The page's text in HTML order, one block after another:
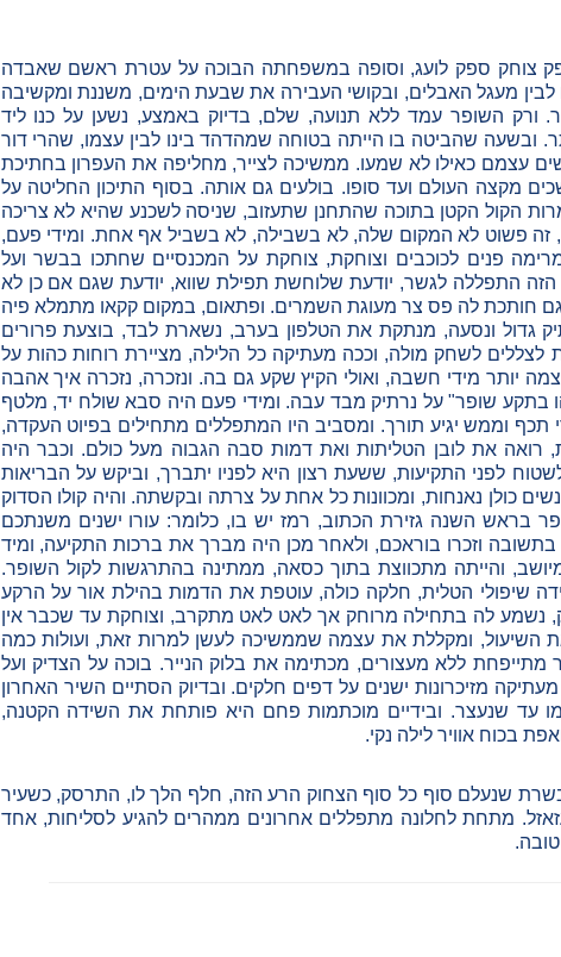
צוחק ספק לועג, וסופה במשפחתה הבוכה על עטרת ראשם שאבדה
לבין מעגל האבלים, ובקושי העבירה את שבעת הימים, משננת ומקשיבה
ורק השופר עמד ללא תנועה, שלם, בדיוק באמצע, נשען על כנו ליד
ובשעה שהביטה בו הייתה בטוחה שמהדהד בינו לבין עצמו, שהרי דור
עצמם כאילו לא שמעו. ממשיכה לצייר, מחליפה את העפרון בחתיכת
מקצה העולם ועד סופו. בולעים גם אותה. בסוף התיכון החליטה על
הקול הקטן בתוכה שהתחנן שתעזוב, שניסה לשכנע שהיא לא צריכה
זה פשוט לא המקום שלה, לא בשבילה, לא בשביל אף אחת. ומידי פעם,
פנים לכוכבים וצוחקת, צוחקת על המכנסיים שחתכו בבשר ועל
התפללה לגשר, יודעת שלוחשת תפילת שווא, יודעת שגם אם כן לא
חותכת לה פס צר מעוגת השמרים. ופתאום, במקום קקאו מתמלא פיה
גדול ונסעה, מנתקת את הטלפון בערב, נשארת לבד, בוצעת פרורים
לצללים לשחק מולה, וככה מעתיקה כל הלילה, מציירת רוחות כהות על
יותר מידי חשבה, ואולי הקיץ שקע גם בה. ונזכרה, נזכרה איך אהבה
בתקע שופר" על נרתיק מבד עבה. ומידי פעם היה סבא שולח יד, מלטף
תכף וממש יגיע תורך. ומסביב היו המתפללים מתחילים בפיוט העקדה,
את לובן הטליתות ואת דמות סבה הגבוה מעל כולם. וכבר היה
לפני התקיעות, ששעת רצון היא לפניו יתברך, וביקש על הבריאות
כולן נאנחות, ומכוונות כל אחת על צרתה ובקשתה. והיה קולו הסדוק
בראש השנה גזירת הכתוב, רמז יש בו, כלומר: עורו ישנים משנתכם
וזכרו בוראכם, ולאחר מכן היה מברך את ברכות התקיעה, ומיד
והייתה מתכווצת בתוך כסאה, ממתינה בהתרגשות לקול השופר.
שיפולי הטלית, חלקה כולה, עוטפת את הדמות בהילת אור על הרקע
נשמע לה בתחילה מרוחק אך לאט לאט מתקרב, וצוחקת עד שכבר אין
השיעול, ומקללת את עצמה שממשיכה לעשן למרות זאת, ועולות כמה
מתייפחת ללא מעצורים, מכתימה את בלוק הנייר. בוכה על הצדיק ועל
מזיכרונות ישנים על דפים חלקים. ובדיוק הסתיים השיר האחרון
עד שנעצר. ובידיים מוכתמות פחם היא פותחת את השידה הקטנה,
בכוח אוויר לילה נקי.
שנעלם סוף כל סוף הצחוק הרע הזה, חלף הלך לו, התרסק, כשעיר
מתחת לחלונה מתפללים אחרונים ממהרים להגיע לסליחות, אחד